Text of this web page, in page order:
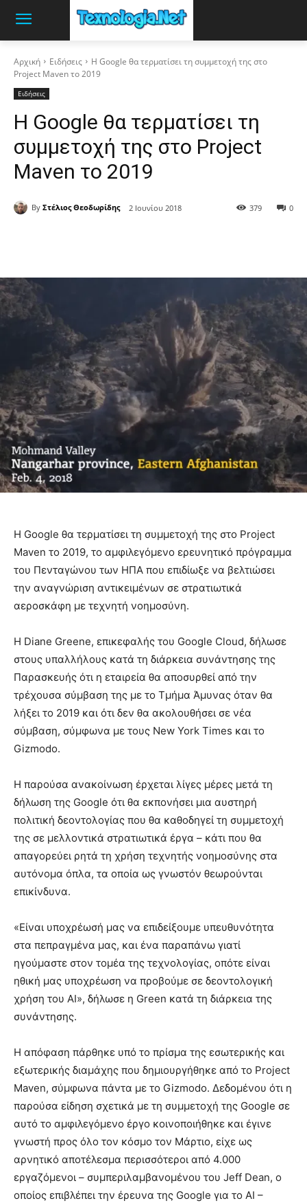
Αρχική Ειδήσεις
Η Google θα τερματίσει τη συμμετοχή της στο
Project Maven το 2019
Ειδήσεις
Η Google θα τερματίσει τη
συμμετοχή της στο Project
Maven το 2019
By Στέλιος Θεοδωρίδης 2 Ιουνίου 2018 0
379
Η Google θα τερματίσει τη συμμετοχή της στο Project
Maven το 2019, το αμφιλεγόμενο ερευνητικό πρόγραμμα
του Πενταγώνου των ΗΠΑ που επιδίωξε να βελτιώσει
την αναγνώριση αντικειμένων σε στρατιωτικά
αεροσκάφη με τεχνητή νοημοσύνη.
Η Diane Greene, επικεφαλής του Google Cloud, δήλωσε
στους υπαλλήλους κατά τη διάρκεια συνάντησης της
Παρασκευής ότι η εταιρεία θα αποσυρθεί από την
τρέχουσα σύμβαση της με το Τμήμα Άμυνας όταν θα
λήξει το 2019 και ότι δεν θα ακολουθήσει σε νέα
σύμβαση, σύμφωνα με τους New York Times και το
Gizmodo.
Η παρούσα ανακοίνωση έρχεται λίγες μέρες μετά τη
δήλωση της Google ότι θα εκπονήσει μια αυστηρή
πολιτική δεοντολογίας που θα καθοδηγεί τη συμμετοχή
της σε μελλοντικά στρατιωτικά έργα – κάτι που θα
απαγορεύει ρητά τη χρήση τεχνητής νοημοσύνης στα
αυτόνομα όπλα, τα οποία ως γνωστόν θεωρούνται
επικίνδυνα.
«Είναι υποχρέωσή μας να επιδείξουμε υπευθυνότητα
στα πεπραγμένα μας, και ένα παραπάνω γιατί
ηγούμαστε στον τομέα της τεχνολογίας, οπότε είναι
ηθική μας υποχρέωση να προβούμε σε δεοντολογική
χρήση του AI», δήλωσε η Green κατά τη διάρκεια της
συνάντησης.
Η απόφαση πάρθηκε υπό το πρίσμα της εσωτερικής και
εξωτερικής διαμάχης που δημιουργήθηκε από το Project
Maven, σύμφωνα πάντα με το Gizmodo. Δεδομένου ότι η
παρούσα είδηση σχετικά με τη συμμετοχή της Google σε
αυτό το αμφιλεγόμενο έργο κοινοποιήθηκε και έγινε
γνωστή προς όλο τον κόσμο τον Μάρτιο, είχε ως
αρνητικό αποτέλεσμα περισσότεροι από 4.000
εργαζόμενοι – συμπεριλαμβανομένου του Jeff Dean, ο
οποίος επιβλέπει την έρευνα της Google για το AI –